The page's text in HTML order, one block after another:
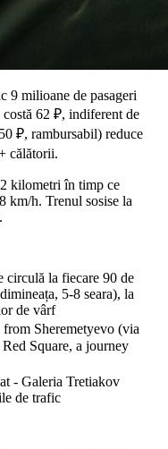
9 milioane de pasageri
62 ₽, indiferent de
₽, rambursabil) reduce
călătorii.
kilometri în timp ce
km/h. Trenul sosise la
circulă la fiecare 90 de
5-8 seara), la
de vârf
Sheremetyevo (via
Square, a journey
- Galeria Tretiakov
de trafic